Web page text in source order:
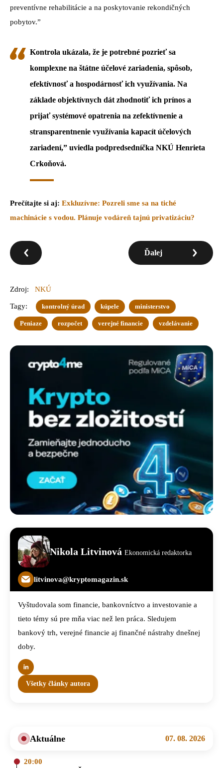
preventívne rehabilitácie a na poskytovanie rekondičných
pobytov.”
Kontrola ukázala, že je potrebné pozrieť sa
komplexne na štátne účelové zariadenia, spôsob,
efektívnosť a hospodárnosť ich využívania. Na
základe objektívnych dát zhodnotiť ich prínos a
prijať systémové opatrenia na zefektívnenie a
stransparentnenie využívania kapacít účelových
zariadení,” uviedla podpredsedníčka NKÚ Henrieta
Crkoňová.
Prečítajte si aj: Exkluzívne: Pozreli sme sa na tiché
machinácie s vodou. Plánuje vodáreň tajnú privatizáciu?
Ďalej
Zdroj: NKÚ
Tagy: kontrolný úrad kúpele ministerstvo
Peniaze rozpočet verejné financie vzdelávanie
Nikola Litvinová Ekonomická redaktorka
litvinova@kryptomagazin.sk
Vyštudovala som financie, bankovníctvo a investovanie a
tieto témy sú pre mňa viac než len práca. Sledujem
bankový trh, verejné financie aj finančné nástrahy dnešnej
doby.
Všetky články autora
Aktuálne 07. 08. 2026
20:00